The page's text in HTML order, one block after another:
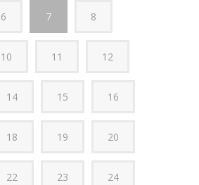
6 7 8
10 11 12
14 15 16
18 19 20
22 23 24